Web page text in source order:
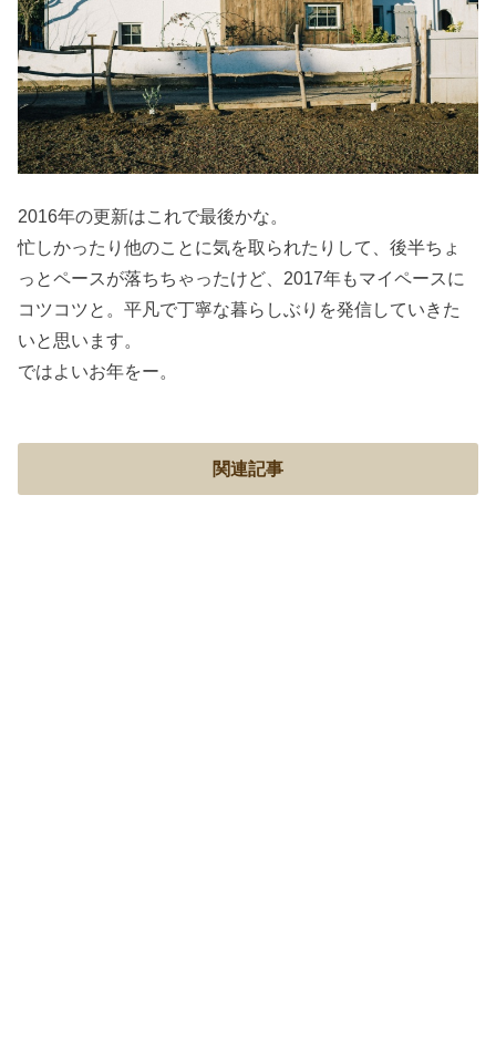
2016年の更新はこれで最後かな。
忙しかったり他のことに気を取られたりして、後半ちょ
っとペースが落ちちゃったけど、2017年もマイペースに
コツコツと。平凡で丁寧な暮らしぶりを発信していきた
いと思います。
ではよいお年をー。
関連記事